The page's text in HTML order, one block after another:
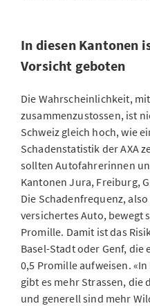
In diesen Kantonen
Vorsicht geboten
Die Wahrscheinlichkeit,
zusammenzustossen, ist
Schweiz gleich hoch, wie
Schadenstatistik der AXA
sollten Autofahrerinnen
Kantonen Jura, Freiburg,
Die Schadenfrequenz,
versichertes Auto, bewegt
Promille. Damit ist das
Basel-Stadt oder Genf,
0,5 Promille aufweisen.
gibt es mehr Strassen,
und generell sind mehr